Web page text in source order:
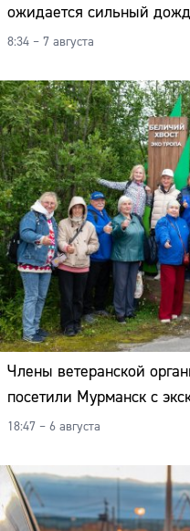
ожидается сильный
8:34 – 7 августа
Члены ветеранской
посетили Мурманск с
18:47 – 6 августа